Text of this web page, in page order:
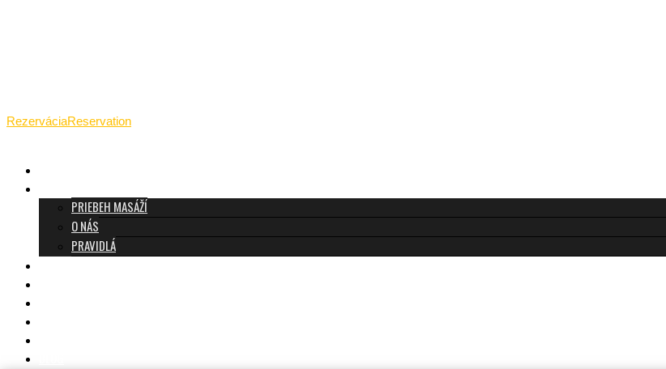
RezerváciaReservation
PRIEBEH MASÁŽÍ
O NÁS
PRAVIDLÁ